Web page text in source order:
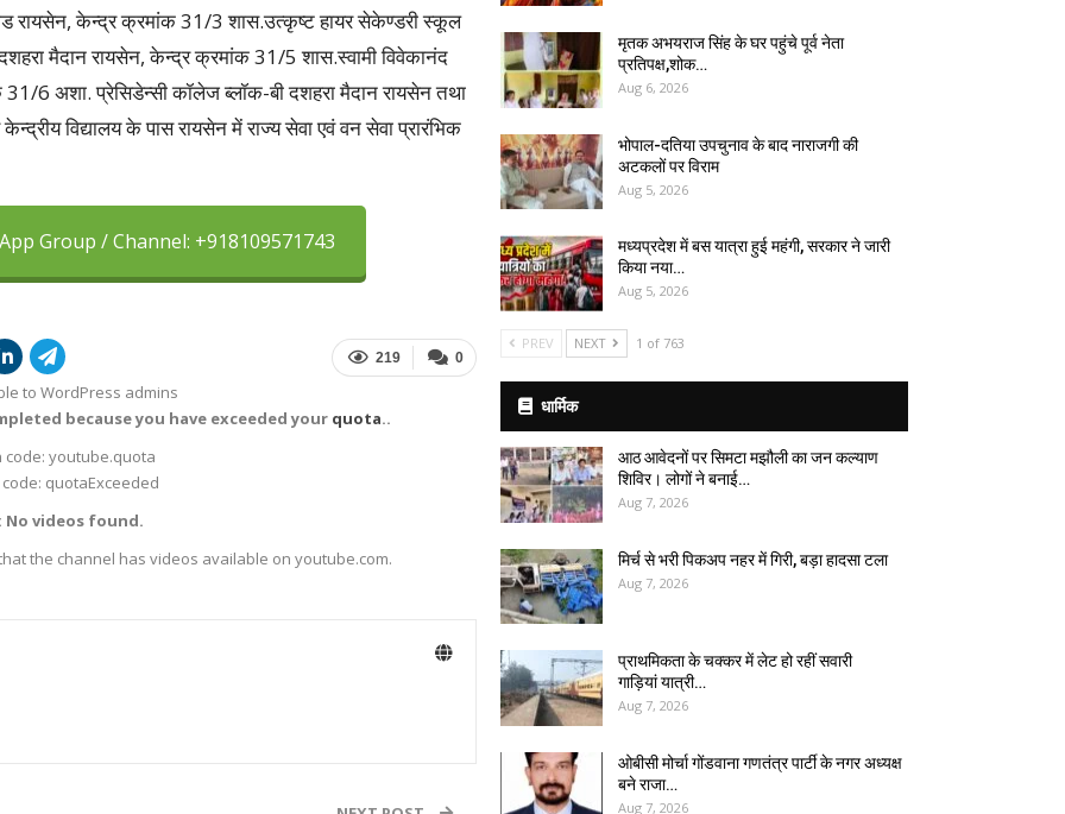
रायसेन, केन्द्र क्रमांक 31/3 शास.उत्कृष्ट हायर सेकेण्डरी स्कूल
मैदान रायसेन, केन्द्र क्रमांक 31/5 शास.स्वामी विवेकानंद
31/6 अशा. प्रेसिडेन्सी कॉलेज ब्लॉक-बी दशहरा मैदान रायसेन तथा
विद्यालय के पास रायसेन में राज्य सेवा एवं वन सेवा प्रारंभिक
Group / Channel: +918109571743
0
219
to WordPress admins
because you have exceeded your quota..
code: youtube.quota
quotaExceeded
No videos found.
the channel has videos available on youtube.com.
मृतक अभयराज सिंह के घर पहुंचे पूर्व नेता
प्रतिपक्ष,शोक…
Aug 6, 2026
भोपाल-दतिया उपचुनाव के बाद नाराजगी की
अटकलों पर विराम
Aug 5, 2026
मध्यप्रदेश में बस यात्रा हुई महंगी, सरकार ने जारी
किया नया…
Aug 5, 2026
PREV NEXT 1 of 763
धार्मिक
आठ आवेदनों पर सिमटा मझौली का जन कल्याण
शिविर। लोगों ने बनाई…
Aug 7, 2026
मिर्च से भरी पिकअप नहर में गिरी, बड़ा हादसा टला
Aug 7, 2026
प्राथमिकता के चक्कर में लेट हो रहीं सवारी
गाड़ियां यात्री…
Aug 7, 2026
ओबीसी मोर्चा गोंडवाना गणतंत्र पार्टी के नगर अध्यक्ष
बने राजा…
Aug 7, 2026